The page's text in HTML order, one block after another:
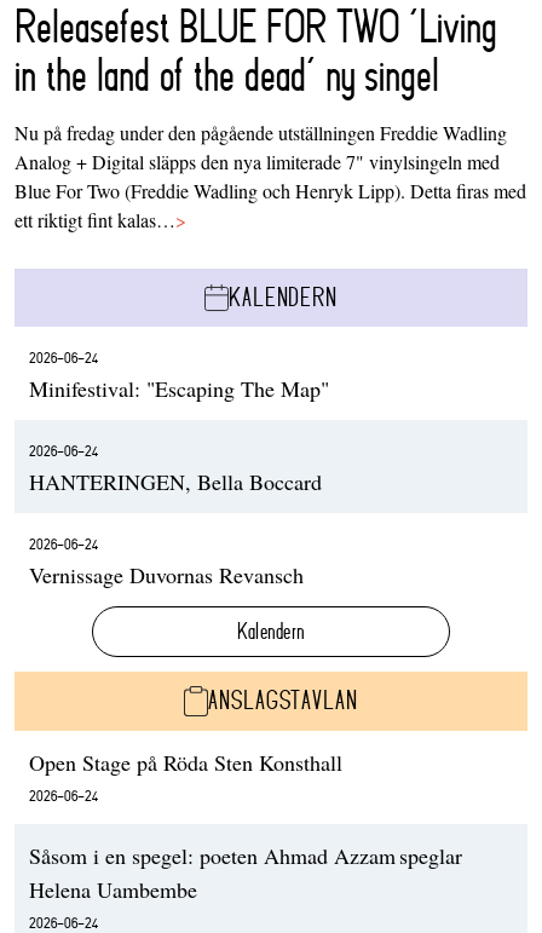
Releasefest BLUE FOR TWO ‘Living
in the land of the dead’ ny singel
Nu på fredag under den pågående utställningen Freddie Wadling
Analog + Digital släpps den nya limiterade 7" vinylsingeln med
Blue For Two (Freddie Wadling och Henryk Lipp). Detta firas med
ett riktigt fint kalas…>
KALENDERN
2026-06-24
Minifestival: "Escaping The Map"
2026-06-24
HANTERINGEN, Bella Boccard
2026-06-24
Vernissage Duvornas Revansch
Kalendern
ANSLAGSTAVLAN
Open Stage på Röda Sten Konsthall
2026-06-24
Såsom i en spegel: poeten Ahmad Azzam speglar
Helena Uambembe
2026-06-24